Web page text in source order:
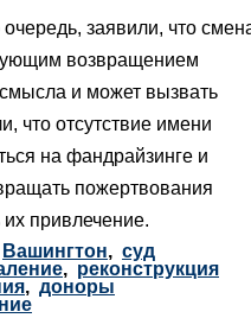
заявили, что
возвращением
и может вызвать
что отсутствие имени
на фандрайзинге и
пожертвования
привлечение.
Вашингтон, суд
, реконструкция
, доноры